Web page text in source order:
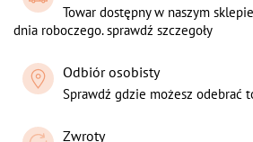
Towar dostępny w naszym
dnia roboczego. sprawdź szczegoły
Odbiór osobisty
Sprawdź gdzie możesz odebrać
Zwroty